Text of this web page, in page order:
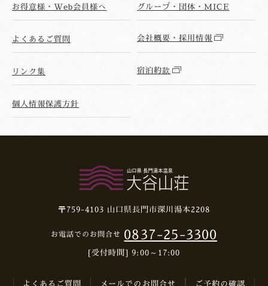
お得意様・Web会員様へ グループ・団体・MICE
よくあるご質問 会社概要・採用情報
リンク集 宿泊約款
個人情報保護方針
〒759-4103 山口県長門市深川湯本2208
お電話でのお問合せ 0837-25-3300
[受付時間] 9:00～17:00
よくあるご質問 メールでのお問合せ ご予約の確認